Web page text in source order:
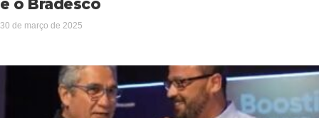
é o Bradesco
30 de março de 2025